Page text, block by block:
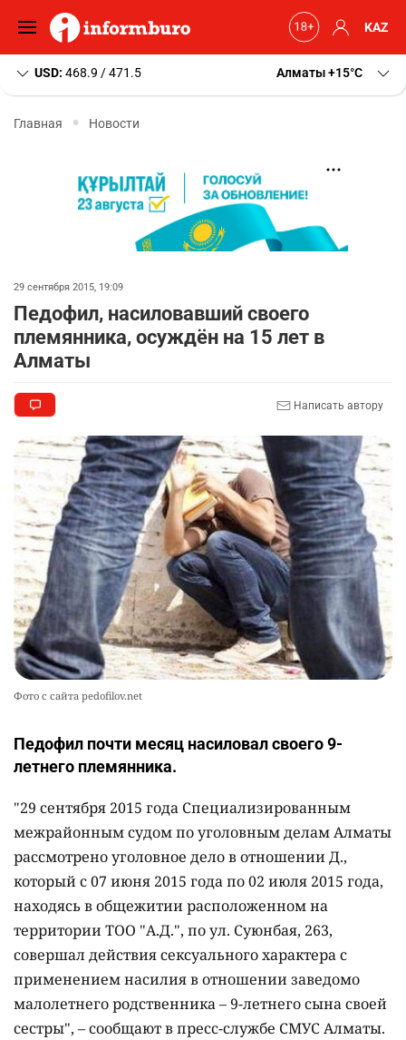
KAZ
USD: 468.9 / 471.5 Алматы+15 C
Главная Новости
29 сентября 2015, 19:09
Педофил, насиловавший своего
племянника, осуждён на 15 лет в
Алматы
Написать автору
Фото с сайта pedofilov.net
Педофил почти месяц насиловал своего 9-
летнего племянника.
"29 сентября 2015 года Специализированным
межрайонным судом по уголовным делам Алматы
рассмотрено уголовное дело в отношении Д.,
который с 07 июня 2015 года по 02 июля 2015 года,
находясь в общежитии расположенном на
территории ТОО "А.Д.", по ул. Суюнбая, 263,
совершал действия сексуального характера с
применением насилия в отношении заведомо
малолетнего родственника – 9-летнего сына своей
сестры", – сообщают в пресс-службе СМУС Алматы.